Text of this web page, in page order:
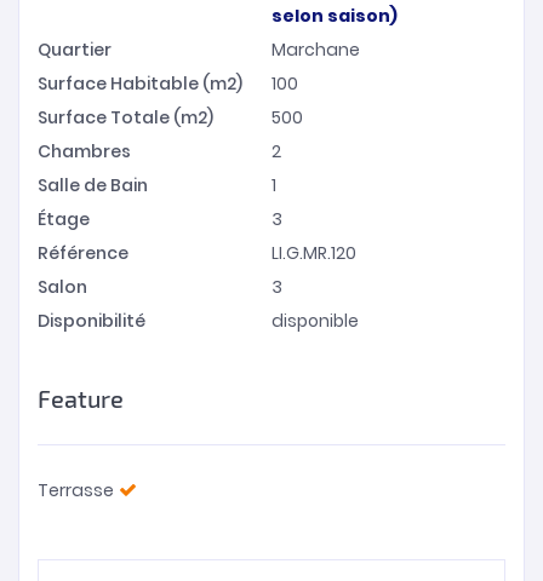
selon saison)
Quartier
Marchane
Surface Habitable (m2)
100
Surface Totale (m2)
500
Chambres
2
Salle de Bain
1
Étage
3
Référence
LI.G.MR.120
Salon
3
Disponibilité
disponible
Feature
Terrasse